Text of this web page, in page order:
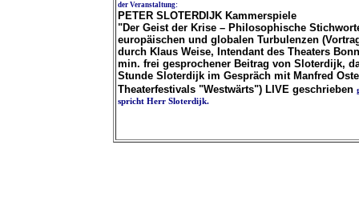
der Veranstaltung:
PETER SLOTERDIJK Kammerspiele
"Der Geist der Krise – Philosophische
europäischen und globalen Turbulenzen
durch Klaus Weise, Intendant des Theaters
min. frei gesprochener Beitrag von Sloterdijk,
Stunde Sloterdijk im Gespräch mit Manfred
Theaterfestivals "Westwärts") LIVE geschrieben
spricht Herr Sloterdijk.